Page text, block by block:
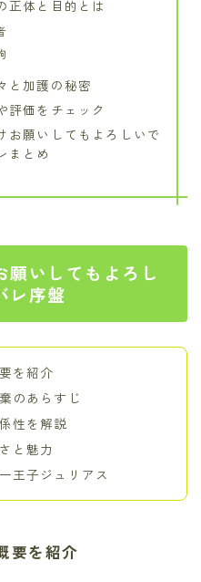
正体と目的とは
と加護の秘密
評価をチェック
お願いしてもよろしいで
まとめ
願いしてもよろし
レ序盤
を紹介
のあらすじ
性を解説
と魅力
王子ジュリアス
要を紹介